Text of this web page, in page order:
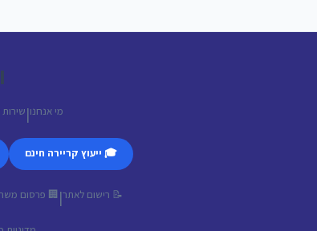
מי אנחנו|
🎓 ייעוץ קריירה חינם
📝 רישום לאתר| 🏢 פרסום